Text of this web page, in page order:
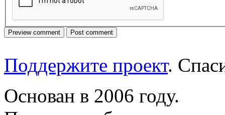
Поддержите проект.
Основан в 2006 году.